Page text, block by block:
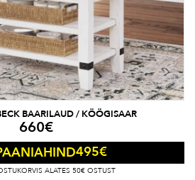
BAARILAUD / KÖÖGISAAR
660€
495€
ALATES 50€ OSTUST